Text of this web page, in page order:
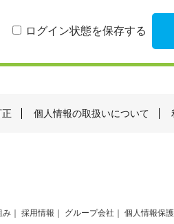
ログイン状態を保存する
個人情報の取扱いについて
み 採用情報 グループ会社 個人情報保